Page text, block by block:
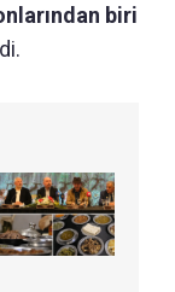
biri